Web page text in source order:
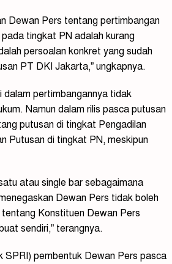
Dewan Pers tentang pertimbangan
tingkat PN adalah kurang
persoalan konkret yang sudah
PT DKI Jakarta,” ungkapnya.
dalam pertimbangannya tidak
Namun dalam rilis pasca putusan
putusan di tingkat Pengadilan
Putusan di tingkat PN, meskipun
atau single bar sebagaimana
Dewan Pers tidak boleh
Konstituen Dewan Pers
sendiri,” terangnya.
SPRI) pembentuk Dewan Pers pasca